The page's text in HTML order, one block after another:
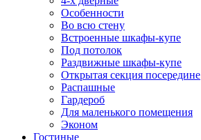
Особенности
Во всю стену
Встроенные шкафы-купе
Под потолок
Раздвижные шкафы-купе
Открытая секция посередине
Распашные
Гардероб
Для маленького помещения
Эконом
Гостиные